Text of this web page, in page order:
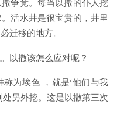
活水井是很宝贵的，井里
迁移的地方。
以撒该怎么应对呢？
为埃色 ，就是‘他们与我
另外挖。这是以撒第三次